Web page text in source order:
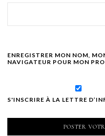
ENREGISTRER MON NOM,
NAVIGATEUR POUR MON
S'INSCRIRE À LA LETTRE